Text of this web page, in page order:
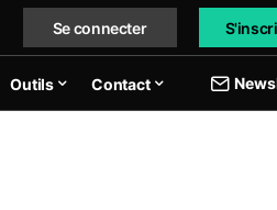
Se connecter
Outils Contact